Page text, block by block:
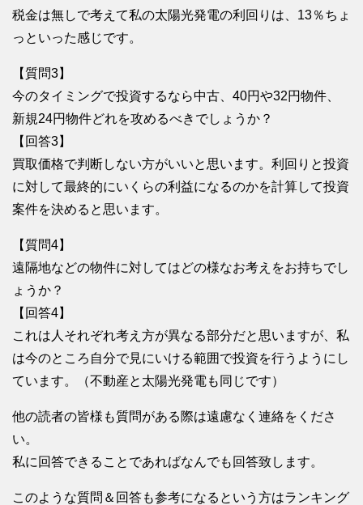
税金は無しで考えて私の太陽光発電の利回りは、13％ちょ
っといった感じです。
【質問3】
今のタイミングで投資するなら中古、40円や32円物件、
新規24円物件どれを攻めるべきでしょうか？
【回答3】
買取価格で判断しない方がいいと思います。利回りと投資
に対して最終的にいくらの利益になるのかを計算して投資
案件を決めると思います。
【質問4】
遠隔地などの物件に対してはどの様なお考えをお持ちでし
ょうか？
【回答4】
これは人それぞれ考え方が異なる部分だと思いますが、私
は今のところ自分で見にいける範囲で投資を行うようにし
ています。（不動産と太陽光発電も同じです）
他の読者の皆様も質問がある際は遠慮なく連絡をくださ
い。
私に回答できることであればなんでも回答致します。
このような質問＆回答も参考になるという方はランキング